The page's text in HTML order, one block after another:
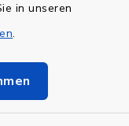
in unseren
.